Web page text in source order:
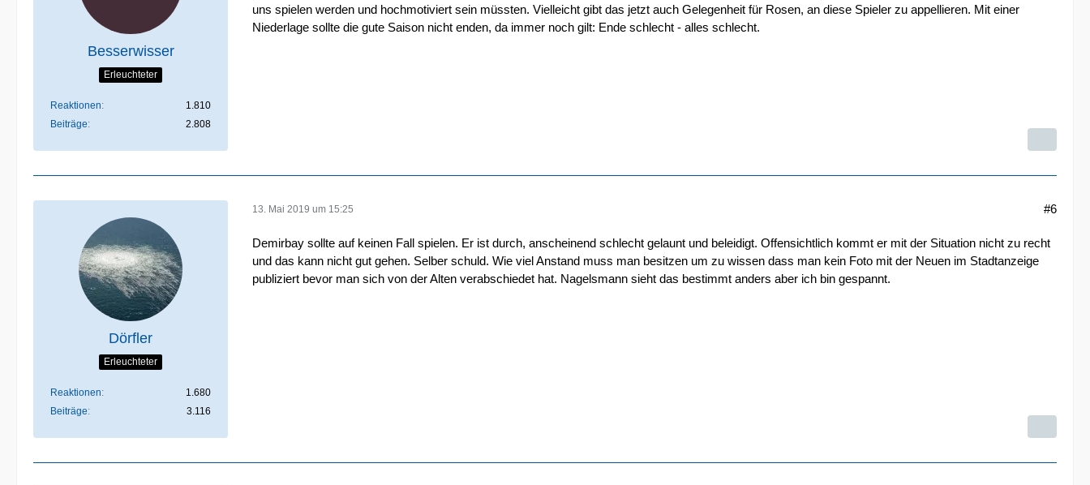
Besserwisser
Erleuchteter
Reaktionen
1.810
Beiträge
2.808
uns spielen werden und hochmotiviert sein müssten. Vielleicht gibt das jetzt auch Gelegenheit für Rosen, an diese Spieler zu appellieren. Mit einer
Niederlage sollte die gute Saison nicht enden, da immer noch gilt: Ende schlecht - alles schlecht.
Dörfler
Erleuchteter
Reaktionen
1.680
Beiträge
3.116
13. Mai 2019 um 15:25 #6
Demirbay sollte auf keinen Fall spielen. Er ist durch, anscheinend schlecht gelaunt und beleidigt. Offensichtlich kommt er mit der Situation nicht zu recht
und das kann nicht gut gehen. Selber schuld. Wie viel Anstand muss man besitzen um zu wissen dass man kein Foto mit der Neuen im Stadtanzeige
publiziert bevor man sich von der Alten verabschiedet hat. Nagelsmann sieht das bestimmt anders aber ich bin gespannt.